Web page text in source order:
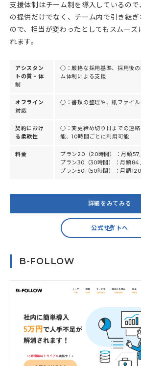
支援体制はチーム制を導入しているので
の提供だけでなく、チーム内で引き継
ので、担当が変わったとしてもスムーズ
れます。
アシスタン
トの質・体
制
○：厳格な採用基準、採用後
ム体制による支援
オフライン
対応
○：書類の整理や、紙ファイ
契約におけ
る柔軟性
○：変更締め切り日までの連
能、10時間ごとに利用可能
料金
プラン20（20時間）：月額
プラン30（30時間）：月額
プラン50（50時間）：月額
詳細をみてみる
公式サイトへ
B-FOLLOW